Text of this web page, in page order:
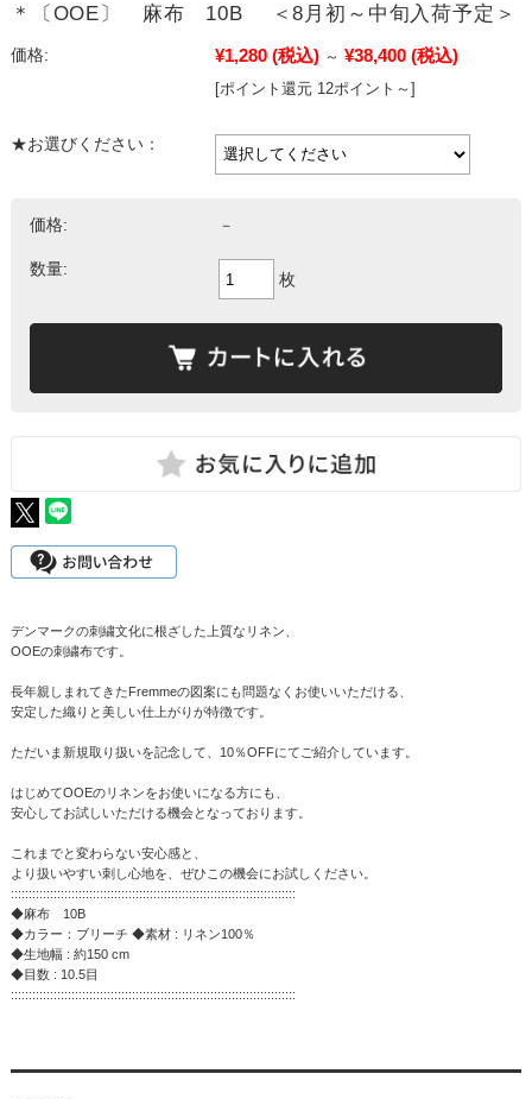
＊〔OOE〕 麻布 10B ＜8月初～中旬入荷予定＞
価格: ¥1,280 (税込) ～ ¥38,400 (税込)
[ポイント還元 12ポイント～]
★お選びください：
価格: －
数量:
枚
デンマークの刺繍文化に根ざした上質なリネン、
OOEの刺繍布です。
長年親しまれてきたFremmeの図案にも問題なくお使いいただける、
安定した織りと美しい仕上がりが特徴です。
ただいま新規取り扱いを記念して、10％OFFにてご紹介しています。
はじめてOOEのリネンをお使いになる方にも、
安心してお試しいただける機会となっております。
これまでと変わらない安心感と、
より扱いやすい刺し心地を、ぜひこの機会にお試しください。
::::::::::::::::::::::::::::::::::::::::::::::::::::::::::::::::::::::::::::::::
◆麻布 10B
◆カラー：ブリーチ ◆素材 : リネン100％
◆生地幅 : 約150 cm
◆目数 : 10.5目
::::::::::::::::::::::::::::::::::::::::::::::::::::::::::::::::::::::::::::::::